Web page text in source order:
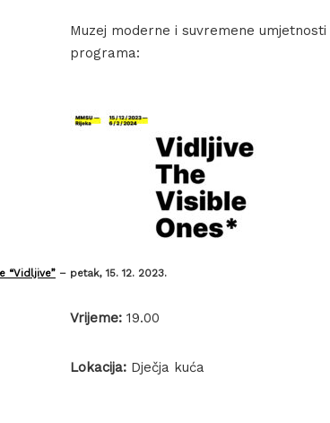
Muzej moderne i suvremene
programa:
“Vidljive” – petak, 15. 12. 2023.
Vrijeme: 19.00
Lokacija: Dječja kuća